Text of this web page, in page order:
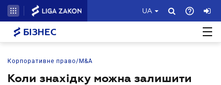
UA
БІЗНЕС
Корпоративне право/M&A
Коли знахідку можна залишити